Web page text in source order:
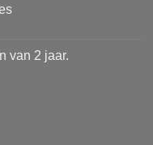
van 2 jaar.